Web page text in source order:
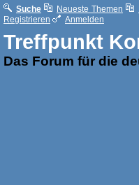
Suche Neueste Themen
Registrieren
Anmelden
Treffpunkt
Das Forum für die